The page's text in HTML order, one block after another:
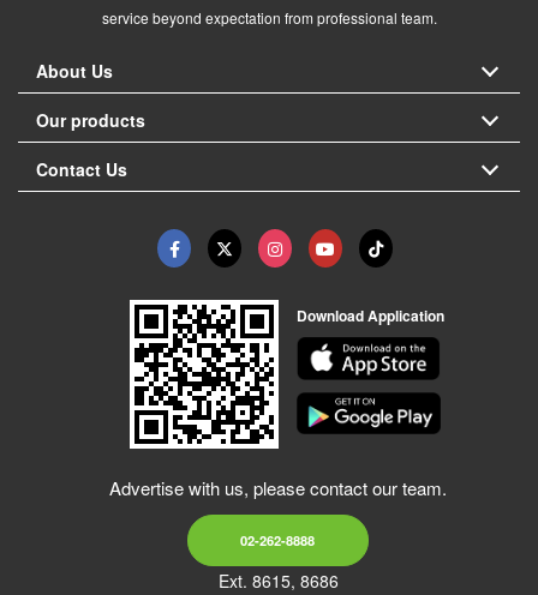
service beyond expectation from professional team.
About Us
Our products
Contact Us
Download Application
Advertise with us, please contact our team.
02-262-8888
Ext. 8615, 8686